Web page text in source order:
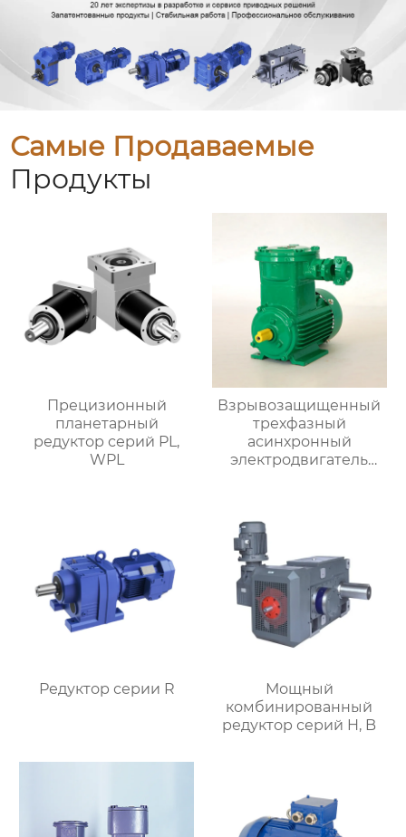
Самые Продаваемые
Продукты
Прецизионный
планетарный
редуктор серий PL,
WPL
Взрывозащищенный
трехфазный
асинхронный
электродвигатель
Редуктор серии R
Мощный
комбинированный
редуктор серий H, B